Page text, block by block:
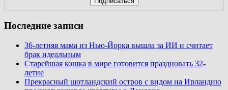
Последние записи
36-летняя мама из Нью-Йорка вышла за ИИ и считает
брак идеальным
Старейшая кошка в мире готовится праздновать 32-
летие
Прекрасный шотландский остров с видом на Ирландию